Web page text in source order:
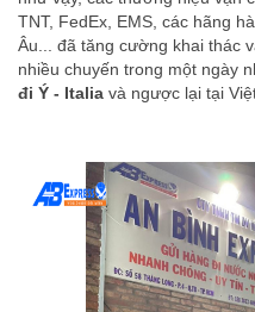
TNT, FedEx, EMS, các hãng
Âu... đã tăng cường khai thác
nhiều chuyến trong một ngày
đi Ý - Italia và ngược lại tại